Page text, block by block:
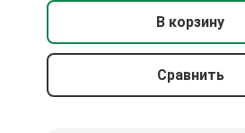
В корзину
Сравнить